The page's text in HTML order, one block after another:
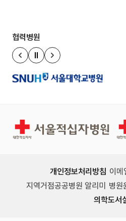
협력병원
이전 슬라이드
정지
다음 슬라이드
서울적십자병원
개인정보처리방침 이메
지역거점공공병원 알리미 병원
의학도서